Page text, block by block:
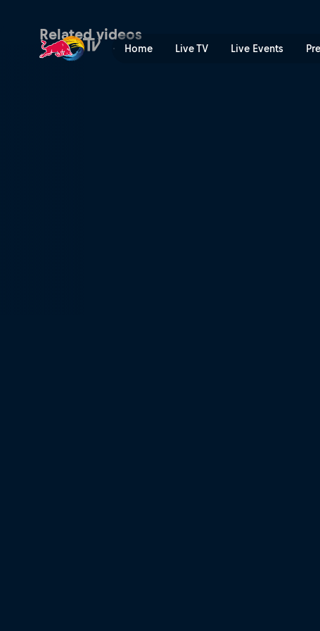
Home Live TV Live Events
Okayama International
Related videos